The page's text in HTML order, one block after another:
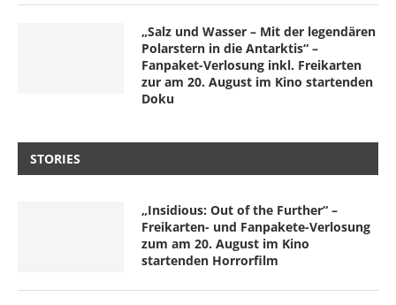
„Salz und Wasser – Mit der legendären
Polarstern in die Antarktis“ –
Fanpaket-Verlosung inkl. Freikarten
zur am 20. August im Kino startenden
Doku
STORIES
„Insidious: Out of the Further“ –
Freikarten- und Fanpakete-Verlosung
zum am 20. August im Kino
startenden Horrorfilm